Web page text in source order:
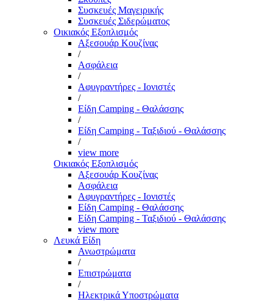
Συσκευές Μαγειρικής
Συσκευές Σιδερώματος
Οικιακός Εξοπλισμός
Αξεσουάρ Κουζίνας
/
Ασφάλεια
/
Αφυγραντήρες - Ιονιστές
/
Είδη Camping - Θαλάσσης
/
Είδη Camping - Ταξιδιού - Θαλάσσης
/
view more
Οικιακός Εξοπλισμός
Αξεσουάρ Κουζίνας
Ασφάλεια
Αφυγραντήρες - Ιονιστές
Είδη Camping - Θαλάσσης
Είδη Camping - Ταξιδιού - Θαλάσσης
view more
Λευκά Είδη
Ανωστρώματα
/
Επιστρώματα
/
Ηλεκτρικά Υποστρώματα